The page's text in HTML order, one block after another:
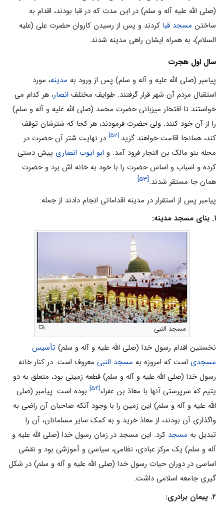
(صلی الله علیه آله و سلم) در این مدت که در قبا بودند، اقدام به
ساختن مسجد قبا کردند و پس از رسیدن کاروان حضرت علی (علیه
السلام)، به همراه ایشان راهی مدینه شدند.
سال اول هجرت
پیامبر (صلى الله علیه و آله و سلم) پس از ورود به مدینه، مورد
استقبال مردم آن شهر قرار گرفتند. طوایف مختلف انصار، هر کدام می
خواستند تا افتخار میزبانی حضرت محمد (صلى الله علیه و آله و سلم)
را از آن خود کنند. ولی حضرت فرمودند، هر کجا که شترشان توقف
کند، همانجا اقامت خواهند گزید.[۵۲]
در نهایت شتر آن حضرت در
محله بنو مالک بن النجار فرود آمد. و ابو ایوب انصاری پیش دستی
کرده و اسباب و اساس حضرت را با خود به خانه اش برد و حضرت
همان جا مستقر شدند.[۵۳]
پیامبر پس از استقرار در مدینه اقداماتی انجام دادند از جمله:
۱. بنای مسجد مدینه:
مسجد النبی
نخستین اقدام رسول خدا (صلى الله علیه و آله و سلم) تأسیس
مسجدی است که امروزه به مسجد النبی معروف است. در کنار خانه
رسول خدا (صلى الله علیه و آله و سلم) قطعه زمینی بود، متعلق به دو
یتیم که سرپرستی آنها با معاذ بن عفراء[۵۴]
بوده است. پیامبر (صلى
الله علیه و آله و سلم) این زمین را با وجود آنکه صاحبان آن راضی به
واگذاری آن بودند، از معاذ خرید و به کمک سایر مسلمانان، آن را
تبدیل به مسجد کرد. این مسجد در زمان رسول خدا (صلى الله علیه و
آله و سلم) یک مرکز عبادی، نظامی، سیاسی و آموزشی بود و نقشی
اساسی در دوران حیات رسول خدا (صلى الله علیه و آله و سلم) در شکل
گیری جامعه اسلامی داشت.
۲. پیمان برادری: